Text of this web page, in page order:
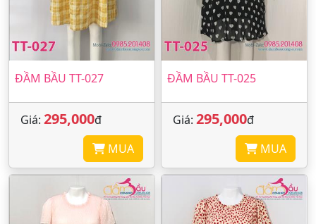
ĐẦM BẦU TT-027
Giá: 295,000đ
MUA
ĐẦM BẦU TT-025
Giá: 295,000đ
MUA